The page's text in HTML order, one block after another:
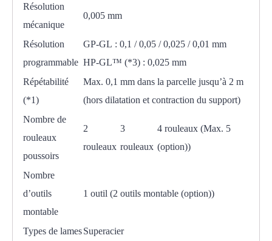
Résolution
mécanique
0,005 mm
Résolution
programmable
GP-GL : 0,1 / 0,05 / 0,025 / 0,01 mm
HP-GL™ (*3) : 0,025 mm
Répétabilité
(*1)
Max. 0,1 mm dans la parcelle jusqu’à 2 m
(hors dilatation et contraction du support)
Nombre de
rouleaux
poussoirs
2
rouleaux
3
rouleaux
4 rouleaux (Max. 5
(option))
Nombre
d’outils
montable
1 outil (2 outils montable (option))
Types de lamesSuperacier